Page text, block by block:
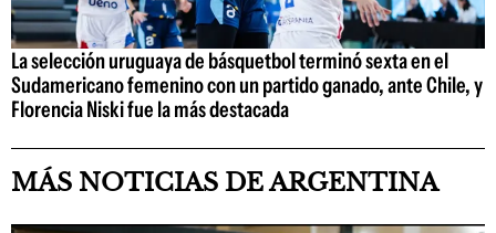
La selección uruguaya de básquetbol terminó sexta en el
Sudamericano femenino con un partido ganado, ante Chile, y
Florencia Niski fue la más destacada
MÁS NOTICIAS DE ARGENTINA